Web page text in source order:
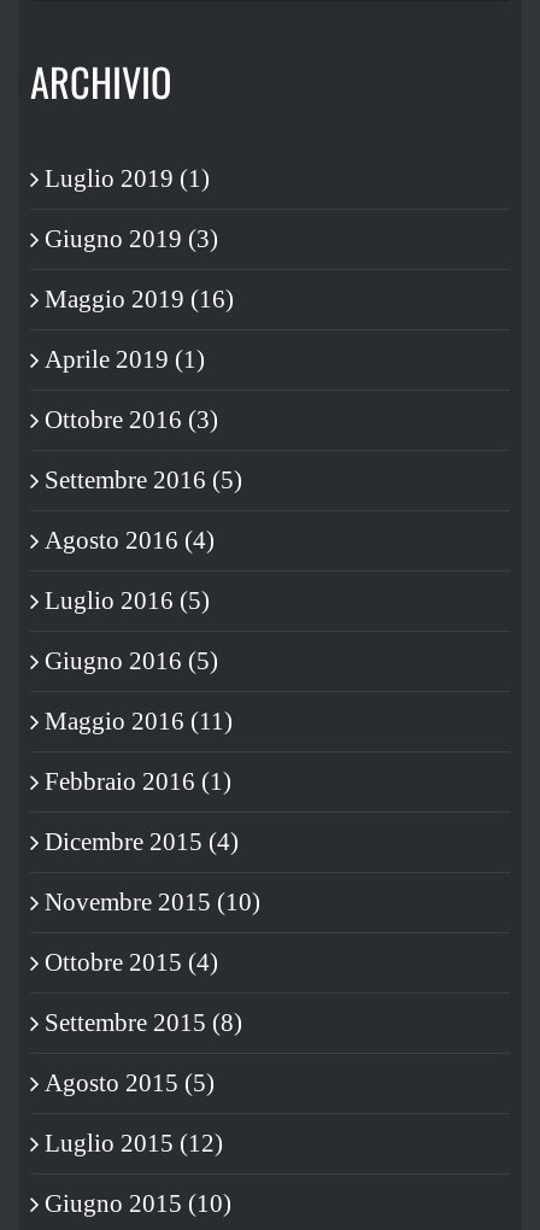
ARCHIVIO
Luglio 2019 (1)
Giugno 2019 (3)
Maggio 2019 (16)
Aprile 2019 (1)
Ottobre 2016 (3)
Settembre 2016 (5)
Agosto 2016 (4)
Luglio 2016 (5)
Giugno 2016 (5)
Maggio 2016 (11)
Febbraio 2016 (1)
Dicembre 2015 (4)
Novembre 2015 (10)
Ottobre 2015 (4)
Settembre 2015 (8)
Agosto 2015 (5)
Luglio 2015 (12)
Giugno 2015 (10)